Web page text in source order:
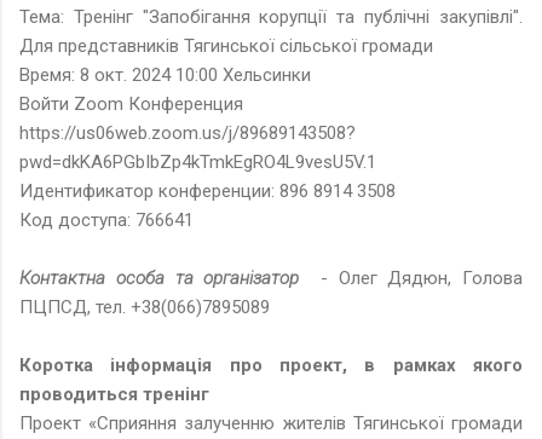
Тема: Тренінг "Запобігання корупції та публічні закупівлі".
Для представників Тягинської сільської громади
Время: 8 окт. 2024 10:00 Хельсинки
Войти Zoom Конференция
https://us06web.zoom.us/j/89689143508?
pwd=dkKA6PGbIbZp4kTmkEgRO4L9vesU5V.1
Идентификатор конференции: 896 8914 3508
Код доступа: 766641
Контактна особа та організатор - Олег Дядюн, Голова
ПЦПСД, тел. +38(066)7895089
Коротка інформація про проект, в рамках якого
проводиться тренінг
Проект «Сприяння залученню жителів Тягинської громади